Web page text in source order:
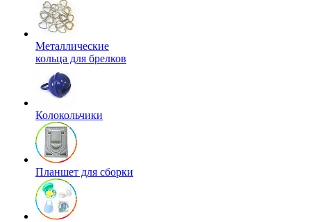
Металлические
кольца для брелков
Колокольчики
Планшет для сборки